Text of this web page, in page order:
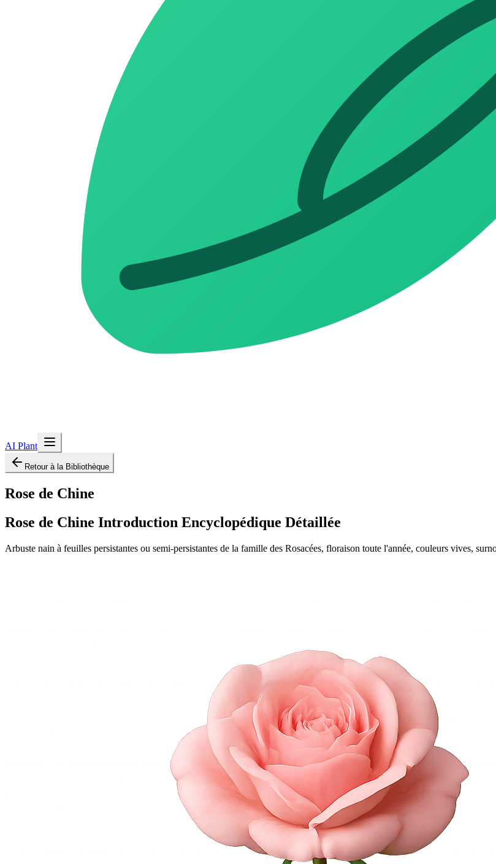
AI Plant
Retour à la Bibliothèque
Rose de Chine
Rose de Chine Introduction Encyclopédique Détaillée
Arbuste nain à feuilles persistantes ou semi-persistantes de la famille des Rosacées, floraison toute l'année, couleurs vives,